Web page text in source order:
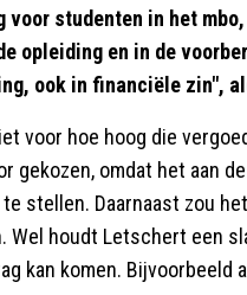
studenten in het
opleiding en in de
ook in financiële zin",
voor hoe hoog die
gekozen, omdat het aan
stellen. Daarnaast zou
Wel houdt Letschert een
kan komen. Bijvoorbeeld